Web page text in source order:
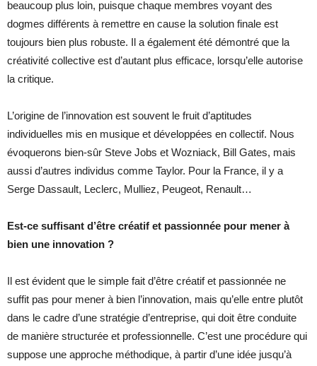
beaucoup plus loin, puisque chaque membres voyant des
dogmes différents à remettre en cause la solution finale est
toujours bien plus robuste. Il a également été démontré que la
créativité collective est d’autant plus efficace, lorsqu’elle autorise
la critique.
L’origine de l’innovation est souvent le fruit d’aptitudes
individuelles mis en musique et développées en collectif. Nous
évoquerons bien-sûr Steve Jobs et Wozniack, Bill Gates, mais
aussi d’autres individus comme Taylor. Pour la France, il y a
Serge Dassault, Leclerc, Mulliez, Peugeot, Renault…
Est-ce suffisant d’être créatif et passionnée pour mener à
bien une innovation ?
Il est évident que le simple fait d’être créatif et passionnée ne
suffit pas pour mener à bien l’innovation, mais qu’elle entre plutôt
dans le cadre d’une stratégie d’entreprise, qui doit être conduite
de manière structurée et professionnelle. C’est une procédure qui
suppose une approche méthodique, à partir d’une idée jusqu’à